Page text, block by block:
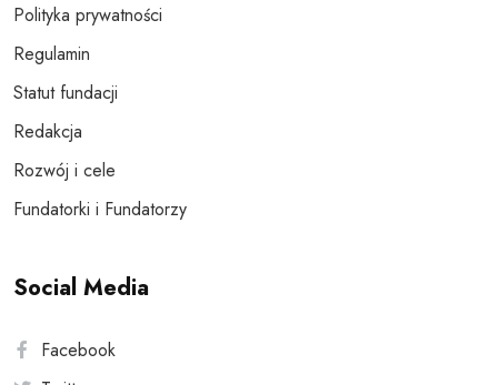
Polityka prywatności
Regulamin
Statut fundacji
Redakcja
Rozwój i cele
Fundatorki i Fundatorzy
Social Media
Facebook